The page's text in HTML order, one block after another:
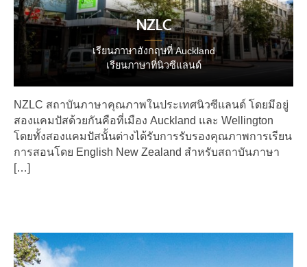
NZLC
เรียนภาษาอังกฤษที่ Auckland
เรียนภาษาที่นิวซีแลนด์
NZLC สถาบันภาษาคุณภาพในประเทศนิวซีแลนด์ โดยมีอยู่
สองแคมปัสด้วยกันคือที่เมือง Auckland และ Wellington
โดยทั้งสองแคมปัสนั้นต่างได้รับการรับรองคุณภาพการเรียน
การสอนโดย English New Zealand สำหรับสถาบันภาษา
[…]